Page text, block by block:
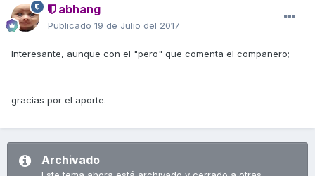
abhang
Publicado 19 de Julio del 2017
Interesante, aunque con el "pero" que comenta el compañero;
gracias por el aporte.
Archivado